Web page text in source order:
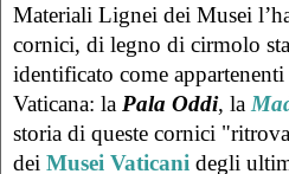
Materiali Lignei dei Musei
cornici, di legno di cirmolo
identificato come
Vaticana: la Pala Oddi, la
storia di queste cornici
dei Musei Vaticani degli